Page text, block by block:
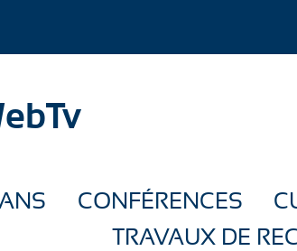
CONFÉRENCES
TRAVAUX DE